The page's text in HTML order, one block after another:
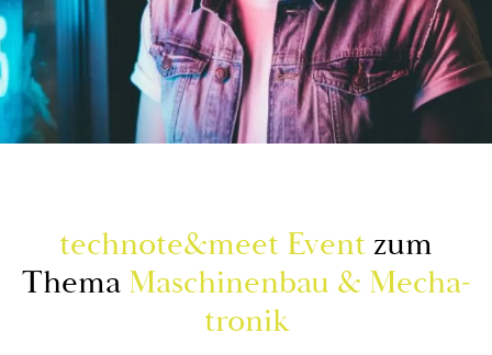
tech­no­te&meet Eventzum
Thema Ma­schi­nen­bau & Me­cha­
tro­nik